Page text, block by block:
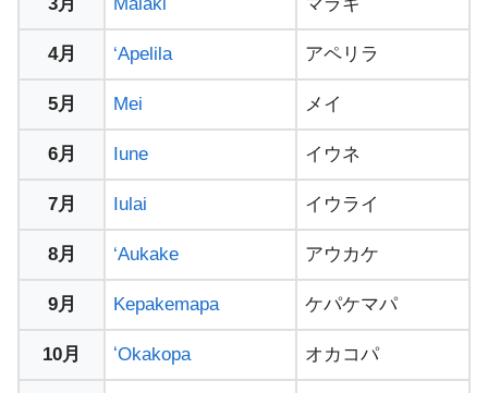
4月 ‘Apelila アペリラ
5月 Mei メイ
6月 Iune イウネ
7月 Iulai イウライ
8月 ‘Aukake アウカケ
9月 Kepakemapa ケパケマパ
10月 ʻOkakopa オカコパ